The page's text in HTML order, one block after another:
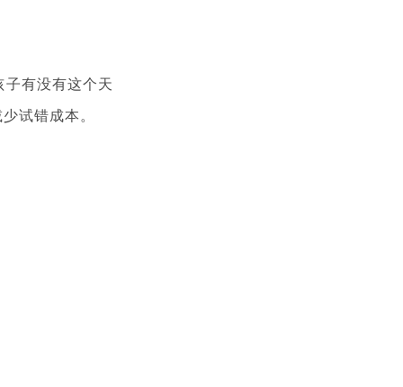
有没有这个天
试错成本。